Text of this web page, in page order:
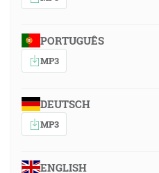
PORTUGUÊS
MP3
DEUTSCH
MP3
ENGLISH